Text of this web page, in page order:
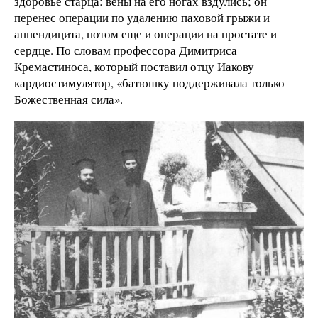
перенес операции по удалению паховой грыжи и
аппендицита, потом еще и операции на простате и
сердце. По словам профессора Димитриса
Кремастиноса, который поставил отцу Иакову
кардиостимулятор, «батюшку поддерживала только
Божественная сила».